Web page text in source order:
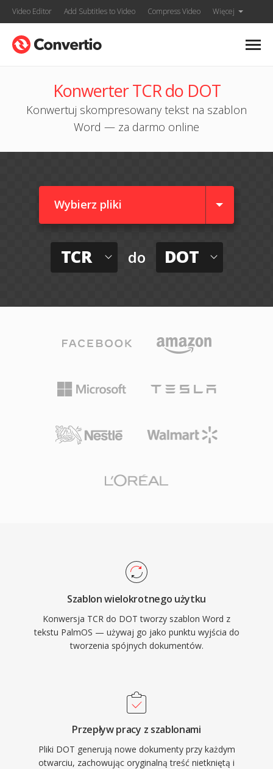
Video Editor Add Subtitles to Video Compress Video Więcej
Konwerter TCR do DOT
Konwertuj skompresowany tekst na szablon
Word — za darmo online
Wybierz pliki
TCR do DOT
Szablon wielokrotnego użytku
Konwersja TCR do DOT tworzy szablon Word z
tekstu PalmOS — używaj go jako punktu wyjścia do
tworzenia spójnych dokumentów.
Przepływ pracy z szablonami
Pliki DOT generują nowe dokumenty przy każdym
otwarciu, zachowując oryginalną treść nietkniętą i